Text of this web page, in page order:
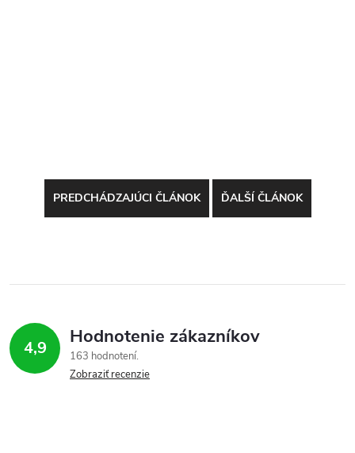
PREDCHÁDZAJÚCI ČLÁNOK ĎALŠÍ ČLÁNOK
4,9 Hodnotenie zákazníkov
163 hodnotení
Zobraziť recenzie